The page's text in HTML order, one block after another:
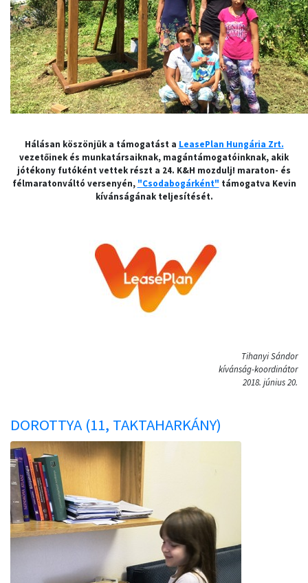
Hálásan köszönjük a támogatást a LeasePlan Hungária Zrt.
vezetőinek és munkatársaiknak, magántámogatóinknak, akik
jótékony futóként vettek részt a 24. K&H mozdulj! maraton- és
félmaratonváltó versenyén, "Csodabogárként" támogatva Kevin
kívánságának teljesítését.
Tihanyi Sándor
kívánság-koordinátor
2018. június 20.
DOROTTYA (11, TAKTAHARKÁNY)